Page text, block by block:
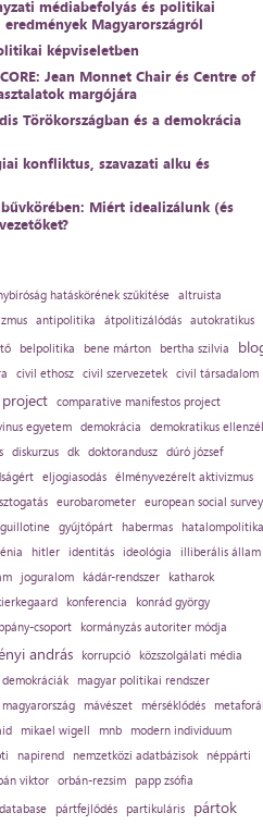
médiabefolyás és politikai
Magyarországról
képviseletben
Jean Monnet Chair és Centre of
margójára
Törökországban és a demokrácia
konfliktus, szavazati alku és
Miért idealizálunk (és
hatáskörének szűkítése
altruista
antipolitika átpolitizálódás autokratikus
belpolitika bene márton bertha szilvia
civil ethosz civil szervezetek civil társadalom
comparative manifestos project
egyetem demokrácia
demokratikus
diskurzus dk doktorandusz dúró józsef
eljogiasodás élményvezérelt aktivizmus
eurobarometer
european social survey
guillotine gyűjtőpárt habermas
hatalompolitika
hitler identitás ideológia
illiberális állam
joguralom kádár-rendszer
katharok
konferencia
konrád györgy
csoport
kormányzás autoriter módja
andrás korrupció
közszolgálati média
magyar politikai rendszer
magyarország mávészet mérséklődés
mikael wigell mnb
modern individuum
napirend nemzetközi adatbázisok
néppárti
viktor orbán-rezsim
papp zsófia
pártfejlődés partikuláris pártok